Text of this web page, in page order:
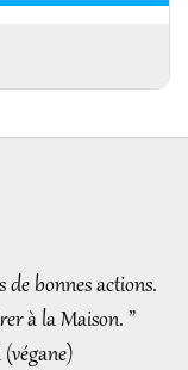
de bonnes actions.
à la Maison. ”